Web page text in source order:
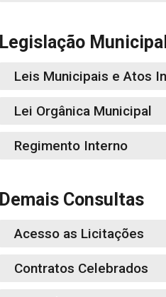
Legislação Municipal
Leis Municipais e Atos
Lei Orgânica Municipal
Regimento Interno
Demais Consultas
Acesso as Licitações
Contratos Celebrados